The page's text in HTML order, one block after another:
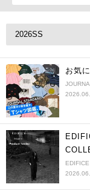
2026SS
お気